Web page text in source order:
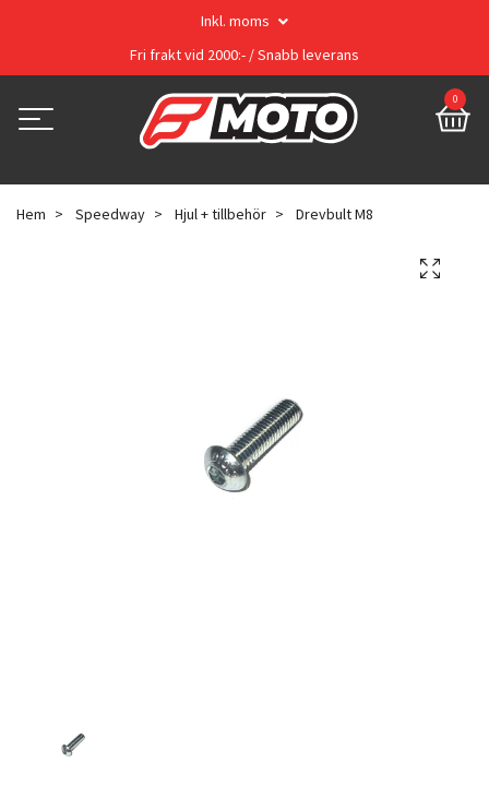
Inkl. moms
Fri frakt vid 2000:- / Snabb leverans
0
Hem Speedway Hjul + tillbehör Drevbult M8